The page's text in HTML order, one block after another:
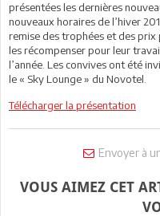
présentées les dernières
nouveaux horaires de l’hiver
remise des trophées et des prix
les récompenser pour leur
l’année. Les convives ont été
le « Sky Lounge » du Novotel.
Télécharger la présentation
Envoyer à
VOUS AIMEZ CET